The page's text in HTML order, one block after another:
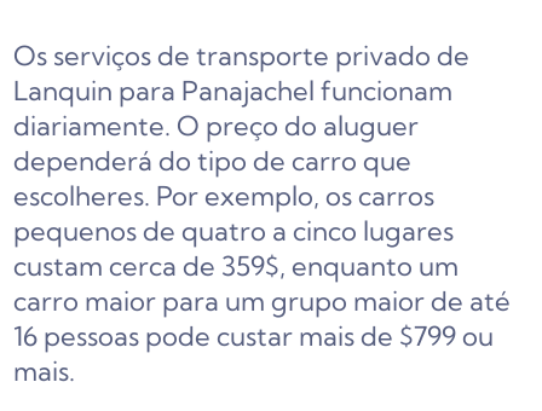
Os serviços de transporte privado de
Lanquin para Panajachel funcionam
diariamente. O preço do aluguer
dependerá do tipo de carro que
escolheres. Por exemplo, os carros
pequenos de quatro a cinco lugares
custam cerca de 359$,enquanto um
carro maior para um grupo maior de até
16 pessoas pode custar mais de $799 ou
mais.